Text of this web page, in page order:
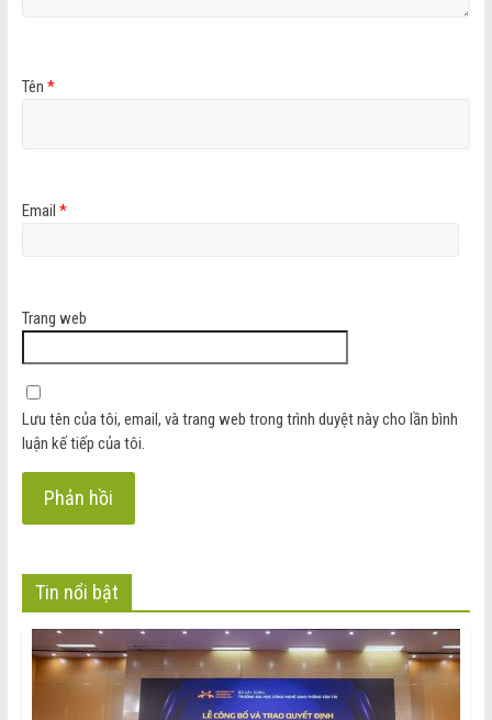
Tên *
Email *
Trang web
Lưu tên của tôi, email, và trang web trong trình duyệt này cho lần bình
luận kế tiếp của tôi.
Tin nổi bật